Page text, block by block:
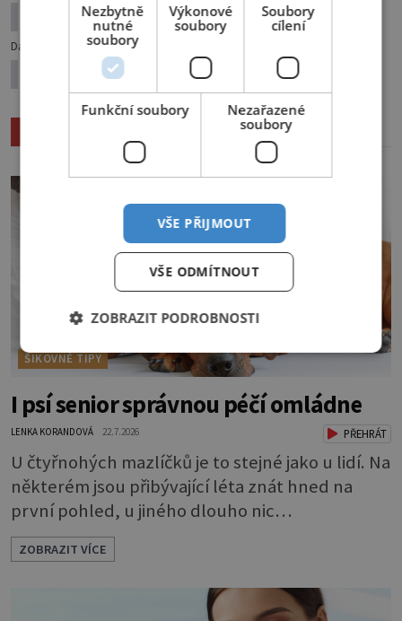
Pusťe si do bytu oranžovou
Další článek
Maroko: Brána do světa tří kultur
ŠIKOVNÉ TIPY
I psí senior správnou péčí omládne
LENKA KORANDOVÁ 22.7.2026 PŘEHRÁT
U čtyřnohých mazlíčků je to stejné jako u lidí. Na
některém jsou přibývající léta znát hned na
první pohled, u jiného dlouho nic
nezaznamenáte. Přesto byste si měli staršího
psa více všímat, aby vám neunikly důležité
signály, že něco není v pořádku. Včasná péče
mu může prodloužit i zkvalitnit život. Hůře
ZOBRAZIT VÍCE
Nezbytně
nutné
soubory
Výkonové
soubory
Soubory
cílení
Funkční soubory
Nezařazené
soubory
VŠE PŘIJMOUT
VŠE ODMÍTNOUT
ZOBRAZIT PODROBNOSTI